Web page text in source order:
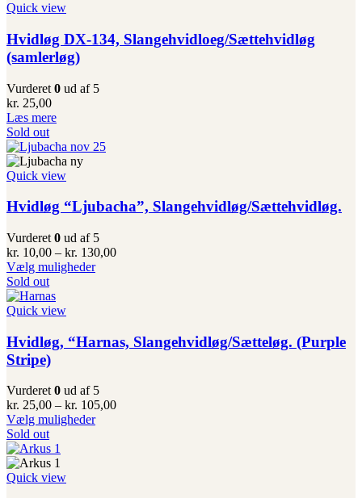
Mulighederne
kan
varesiden
Quick view
Hvidløg DX-134, Slangehvidloeg/Sættehvidløg
(samlerløg)
Vurderet 0 ud af 5
kr. 25,00
Læs mere
Sold out
Quick view
Hvidløg “Ljubacha”, Slangehvidløg/Sættehvidløg.
Vurderet 0 ud af 5
kr. 10,00 – kr. 130,00Prisinterval:
Vælg mulighederDette
Mulighederne
kan
varesiden
Sold out
Quick view
Hvidløg, “Harnas, Slangehvidløg/Sætteløg. (Purple
Stripe)
Vurderet 0 ud af 5
kr. 25,00 – kr. 105,00Prisinterval:
Vælg mulighederDette
Sold out
Quick view